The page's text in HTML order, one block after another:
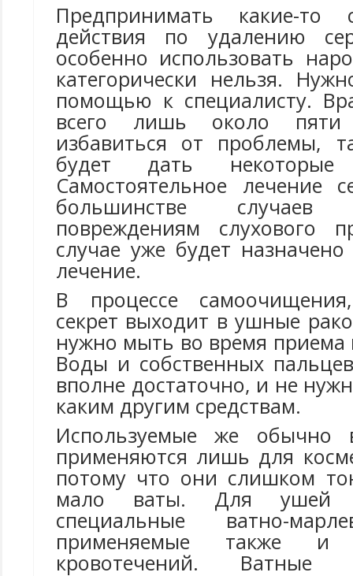
Предпринимать какие-то
действия по удалению
особенно использовать
категорически нельзя.
помощью к специалисту.
всего лишь около
избавиться от проблемы,
будет дать некоторые
Самостоятельное лечение
большинстве
повреждениям слухового
случае уже будет назначено
лечение.
В процессе
секрет выходит в ушные
нужно мыть во время
Воды и собственных
вполне достаточно, и не
каким другим средствам.
Используемые же обычно
применяются лишь для
потому что они слишком
мало ваты. Для ушей
специальные ватно-
применяемые также и
кровотечений.